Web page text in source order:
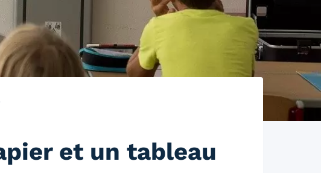
et un tableau